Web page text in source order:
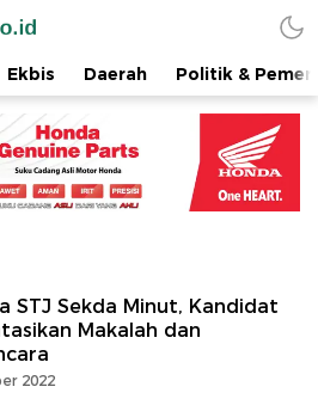
Utara
Ekbis Daerah Politik &
STJ Sekda Minut, Kandidat
Makalah dan
2022